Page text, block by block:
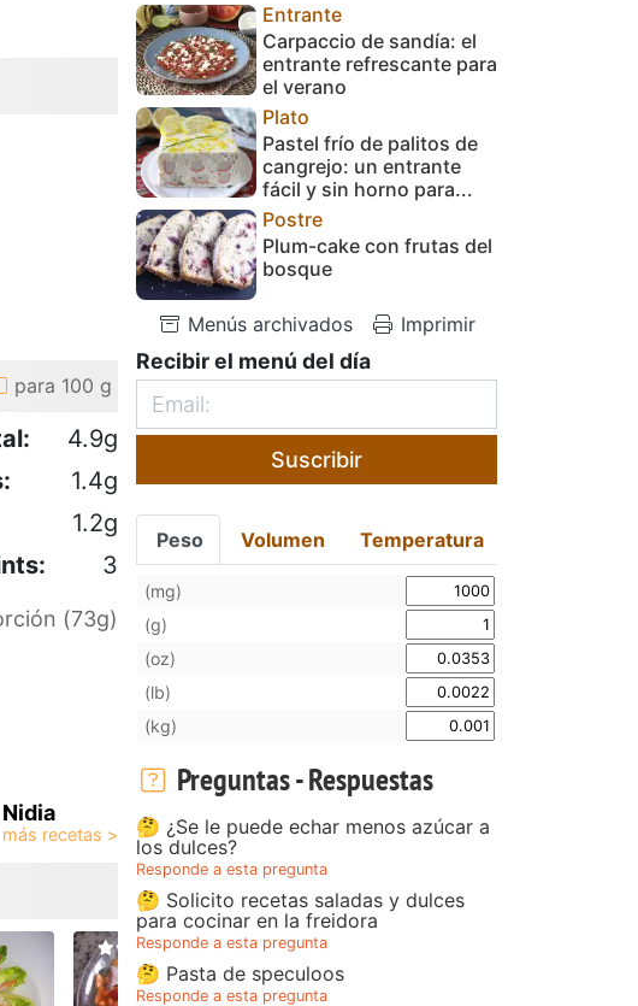
para 100 g
4.9g
1.4g
1.2g
3
(73g)
Nidia
Entrante
Carpaccio de sandía: el
entrante refrescante para
el verano
Plato
Pastel frío de palitos de
cangrejo: un entrante
fácil y sin horno para...
Postre
Plum-cake con frutas del
bosque
Menús archivados Imprimir
Recibir el menú del día
Suscribir
Peso Volumen Temperatura
(mg)
(g)
(oz)
(lb)
(kg)
Preguntas - Respuestas
🤔 ¿Se le puede echar menos azúcar a
los dulces?
Responde a esta pregunta
🤔 Solicito recetas saladas y dulces
para cocinar en la freidora
Responde a esta pregunta
🤔 Pasta de speculoos
Responde a esta pregunta